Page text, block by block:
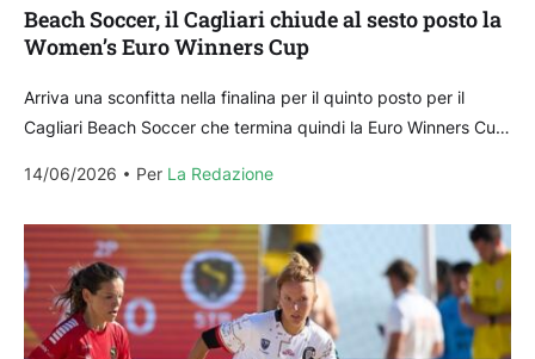
Beach Soccer, il Cagliari chiude al sesto posto la
Women’s Euro Winners Cup
Arriva una sconfitta nella finalina per il quinto posto per il
Cagliari Beach Soccer che termina quindi la Euro Winners Cup
14/06/2026
Per La Redazione